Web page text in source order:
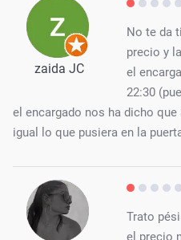
zaida JC
No te da
precio y
el
22:30
el encargado nos ha dicho
igual lo que pusiera en la
Trato
el precio